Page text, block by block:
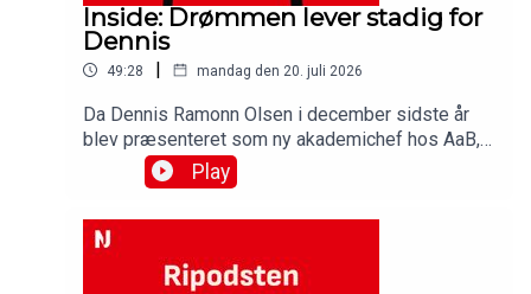
Inside: Drømmen lever stadig for
Dennis
49:28 | mandag den 20. juli 2026
Da Dennis Ramonn Olsen i december sidste år
blev præsenteret som ny akademichef hos AaB,
kaldte han det for et drømmejob. Spørgsmålet er
om drømmen stadig lever efter turbulent første
har været ramt af AaB’s sparekniv. Få svaret på
det, og på hvor AaB’ akademi er lige nu, og hvad
planerne er for fremtiden i denne udgave af
Play